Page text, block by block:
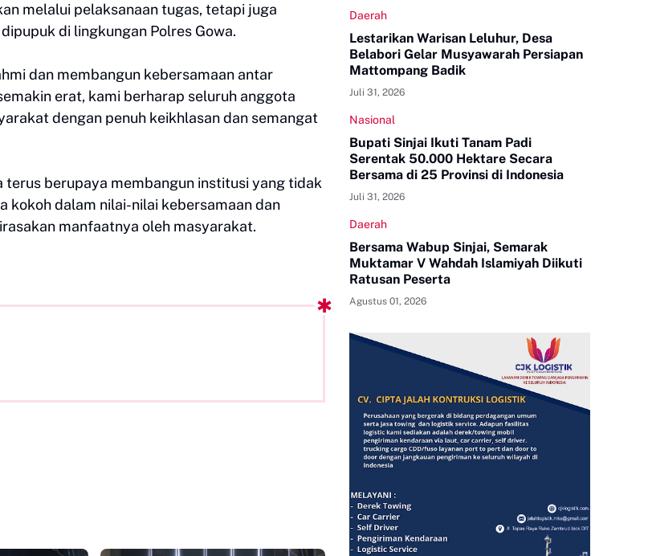
melalui pelaksanaan tugas, tetapi juga
di lingkungan Polres Gowa.
dan membangun kebersamaan antar
erat, kami berharap seluruh anggota
dengan penuh keikhlasan dan semangat
terus berupaya membangun institusi yang tidak
kokoh dalam nilai-nilai kebersamaan dan
manfaatnya oleh masyarakat.
Daerah
Lestarikan Warisan Leluhur, Desa
Belabori Gelar Musyawarah Persiapan
Mattompang Badik
Juli 31, 2026
Nasional
Bupati Sinjai Ikuti Tanam Padi
Serentak 50.000 Hektare Secara
Bersama di 25 Provinsi di Indonesia
Juli 31, 2026
Daerah
Bersama Wabup Sinjai, Semarak
Muktamar V Wahdah Islamiyah Diikuti
Ratusan Peserta
Agustus 01, 2026